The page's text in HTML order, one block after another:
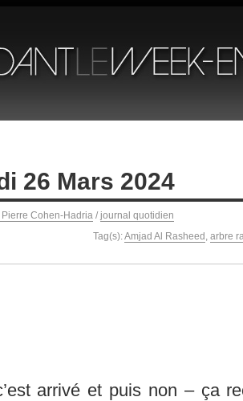
26 Mars 2024
Cohen-Hadria / journal quotidien
Tag(s):Amjad Al Rasheed , arbre
arrivé et puis non – ça